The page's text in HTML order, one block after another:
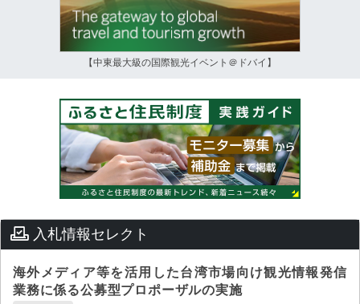
【中東最大級の国際観光イベント＠ドバイ】
入札情報セレクト
海外メディア等を活用した台湾市場向け観光情報発信
業務に係る公募型プロポーザルの実施